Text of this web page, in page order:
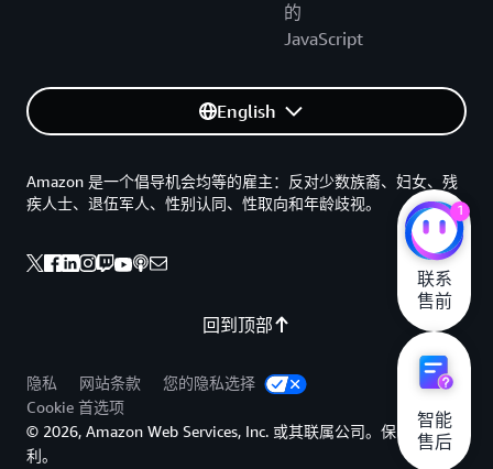
的
JavaScript
English
回到顶部
Amazon 是一个倡导机会均等的雇主：反对少数族裔、妇女、残
疾人士、退伍军人、性别认同、性取向和年龄歧视。
隐私 网站条款
您的隐私选择
Cookie 首选项
© 2026, Amazon Web Services, Inc. 或其联属公司。保留所有权
利。
1
联系
售前
智能
售后